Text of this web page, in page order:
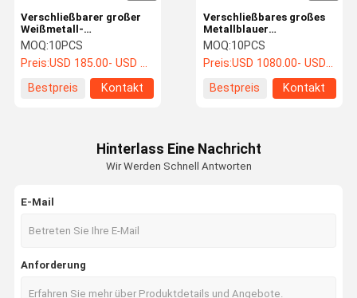
Verschließbares großes
Metallblauer
Pferdeausrüstungs-
Sattel-Reißnagel-Kasten
mit 2 Sattel-Haltern
MOQ:10PCS
Preis:USD 1080.00- USD 1200.00
Bestpreis
Kontakt
Verschließbarer großer
Weißmetall-
Pferdeausrüstungs-
Sattel-Kasten
140x60x60cm
MOQ:10PCS
Preis:USD 185.00- USD 230.00
Bestpreis
Kontakt
Hinterlass Eine Nachricht
Wir Werden Schnell Antworten
E-Mail
Anforderung